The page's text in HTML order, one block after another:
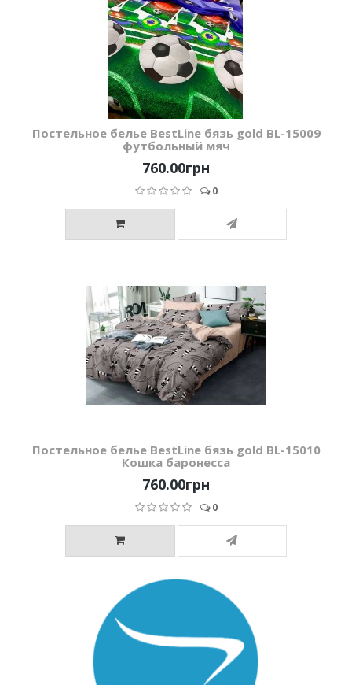
Постельное белье BestLine бязь gold BL-15009
футбольный мяч
760.00грн
0
Постельное белье BestLine бязь gold BL-15010
Кошка баронесса
760.00грн
0